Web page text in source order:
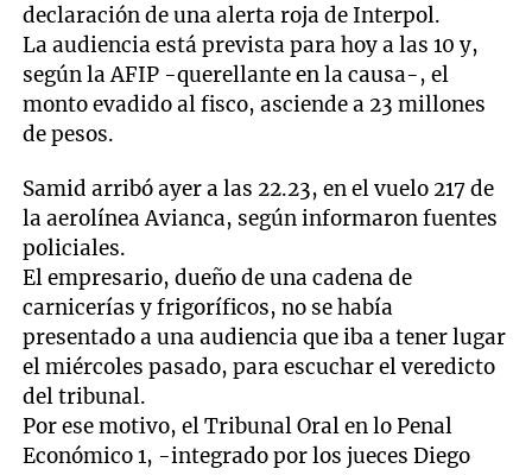
declaración de una alerta roja de Interpol.
La audiencia está prevista para hoy a las 10 y,
según la AFIP -querellante en la causa-, el
monto evadido al fisco, asciende a 23 millones
de pesos.
Samid arribó ayer a las 22.23, en el vuelo 217 de
la aerolínea Avianca, según informaron fuentes
policiales.
El empresario, dueño de una cadena de
carnicerías y frigoríficos, no se había
presentado a una audiencia que iba a tener lugar
el miércoles pasado, para escuchar el veredicto
del tribunal.
Por ese motivo, el Tribunal Oral en lo Penal
Económico 1, -integrado por los jueces Diego